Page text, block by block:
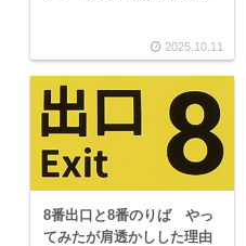
2025.10.11
8番出口と8番のりば やっ
てみたが肩透かしした理由